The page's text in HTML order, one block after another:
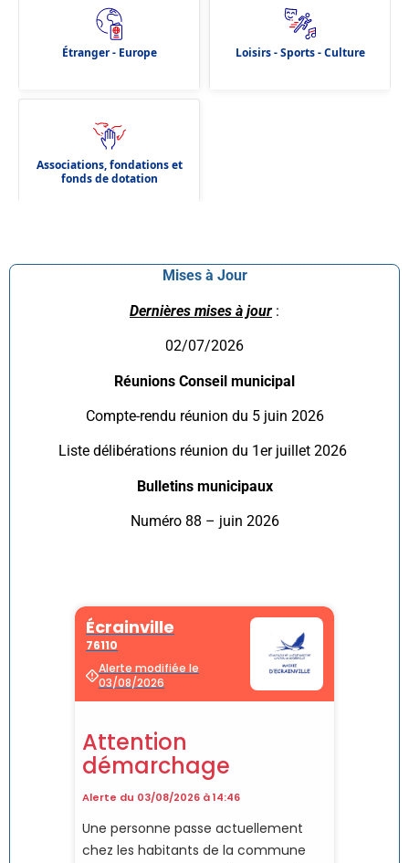
Mises à Jour
Dernières mises à jour :
02/07/2026
Réunions Conseil municipal
Compte-rendu réunion du 5 juin 2026
Liste délibérations réunion du 1er juillet 2026
Bulletins municipaux
Numéro 88 – juin 2026
Étranger - Europe Loisirs - Sports - Culture
Associations, fondations et
fonds de dotation